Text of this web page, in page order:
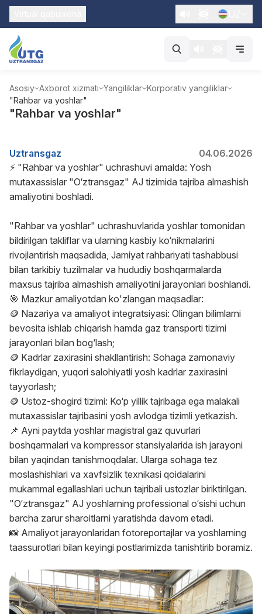
Asosiy Axborot xizmati Yangiliklar Korporativ yangiliklar
"Rahbar va yoshlar"
"Rahbar va yoshlar"
Uztransgaz
04.06.2026
⚡️ "Rahbar va yoshlar" uchrashuvi amalda: Yosh
mutaxassislar "O‘ztransgaz" AJ tizimida tajriba almashish
amaliyotini boshladi.
"Rahbar va yoshlar" uchrashuvlarida yoshlar tomonidan
bildirilgan takliflar va ularning kasbiy ko‘nikmalarini
rivojlantirish maqsadida, Jamiyat rahbariyati tashabbusi
bilan tarkibiy tuzilmalar va hududiy boshqarmalarda
maxsus tajriba almashish amaliyotini jarayonlari boshlandi.
🎯 Mazkur amaliyotdan ko'zlangan maqsadlar:
🪙 Nazariya va amaliyot integratsiyasi: Olingan bilimlarni
bevosita ishlab chiqarish hamda gaz transporti tizimi
jarayonlari bilan bog‘lash;
🪙 Kadrlar zaxirasini shakllantirish: Sohaga zamonaviy
fikrlaydigan, yuqori salohiyatli yosh kadrlar zaxirasini
tayyorlash;
🪙 Ustoz-shogird tizimi: Ko‘p yillik tajribaga ega malakali
mutaxassislar tajribasini yosh avlodga tizimli yetkazish.
📌 Ayni paytda yoshlar magistral gaz quvurlari
boshqarmalari va kompressor stansiyalarida ish jarayoni
bilan yaqindan tanishmoqdalar. Ularga sohaga tez
moslashishlari va xavfsizlik texnikasi qoidalarini
mukammal egallashlari uchun tajribali ustozlar biriktirilgan.
"O‘ztransgaz" AJ yoshlarning professional o‘sishi uchun
barcha zarur sharoitlarni yaratishda davom etadi.
📸 Amaliyot jarayonlaridan fotoreportajlar va yoshlarning
taassurotlari bilan keyingi postlarimizda tanishtirib boramiz.